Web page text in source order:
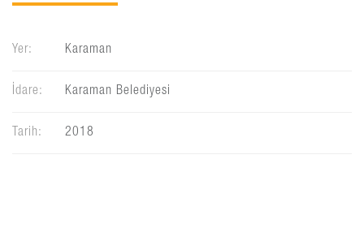
Yer: Karaman
İdare: Karaman Belediyesi
Tarih: 2018